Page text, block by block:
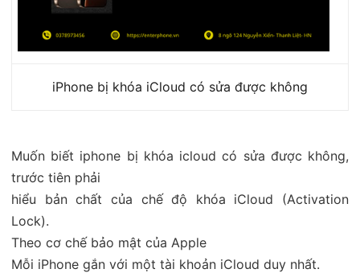
iPhone bị khóa iCloud có sửa được không
Muốn biết iphone bị khóa icloud có sửa được không,
trước tiên phải
hiểu bản chất của chế độ khóa iCloud (Activation
Lock).
Theo cơ chế bảo mật của Apple
Mỗi iPhone gắn với một tài khoản iCloud duy nhất.